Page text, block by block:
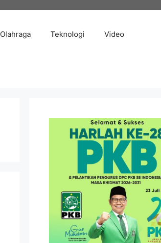
Olahraga Teknologi Video